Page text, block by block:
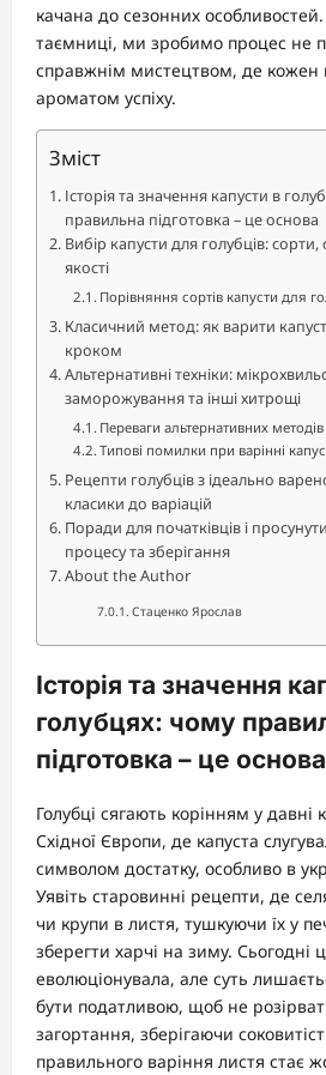
качана до сезонних
таємниці, ми зробимо процес не
справжнім мистецтвом, де кожен
ароматом успіху.
Зміст
Історія та значення капусти в
правильна підготовка – це основа
Вибір капусти для голубців: сорти,
якості
Порівняння сортів капусти для
Класичний метод: як варити
кроком
Альтернативні техніки:
заморожування та інші хитрощі
Переваги альтернативних методів
Типові помилки при варінні
Рецепти голубців з ідеально
класики до варіацій
Поради для початківців і
процесу та зберігання
About the Author
Стаценко Ярослав
Історія та значення
голубцях: чому
підготовка – це основа
Голубці сягають корінням у давні
Східної Європи, де капуста
символом достатку, особливо в
Уявіть старовинні рецепти, де
чи крупи в листя, тушкуючи їх у
зберегти харчі на зиму. Сьогодні
еволюціонувала, але суть
бути податливою, щоб не
загортання, зберігаючи
правильного варіння листя стає